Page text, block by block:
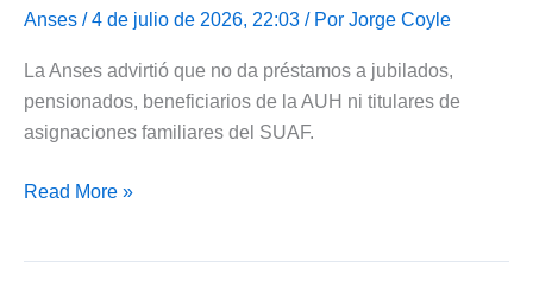
Créditos
Anses / 4 de julio de 2026, 22:03 / Por Jorge Coyle
La Anses advirtió que no da préstamos a jubilados,
pensionados, beneficiarios de la AUH ni titulares de
asignaciones familiares del SUAF.
Anses
Read More »